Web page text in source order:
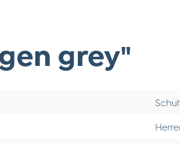
grey"